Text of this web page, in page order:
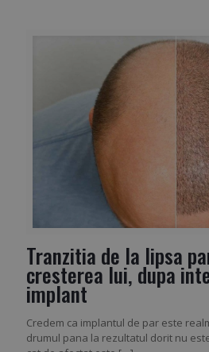
Tranzitia de la lipsa
cresterea lui, dupa
implant
Credem ca implantul de par este
drumul pana la rezultatul dorit nu